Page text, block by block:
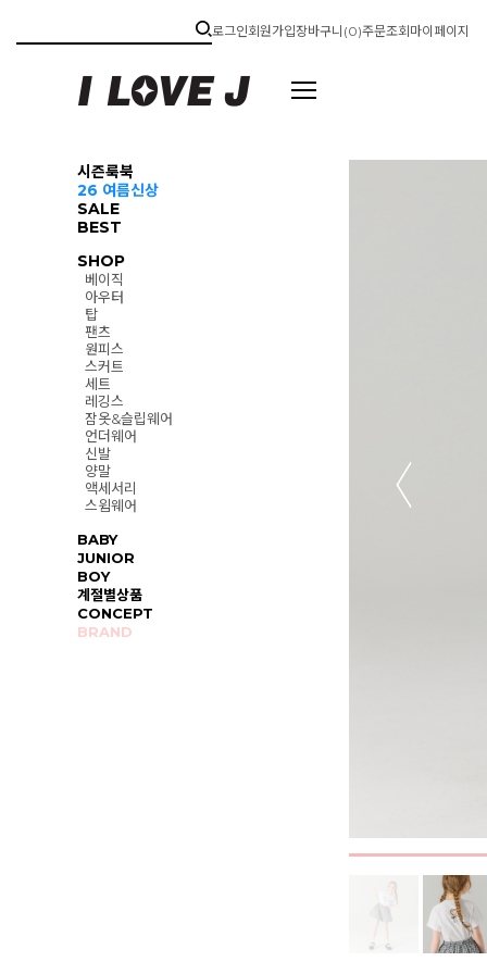
로그인회원가입장바구니(0)주문조회마이페이지
시즌룩북
26 여름신상
SALE
BEST
SHOP
베이직
아우터
탑
팬츠
원피스
스커트
세트
레깅스
잠옷&슬립웨어
언더웨어
신발
양말
액세서리
스윔웨어
BABY
JUNIOR
BOY
계절별상품
CONCEPT
BRAND